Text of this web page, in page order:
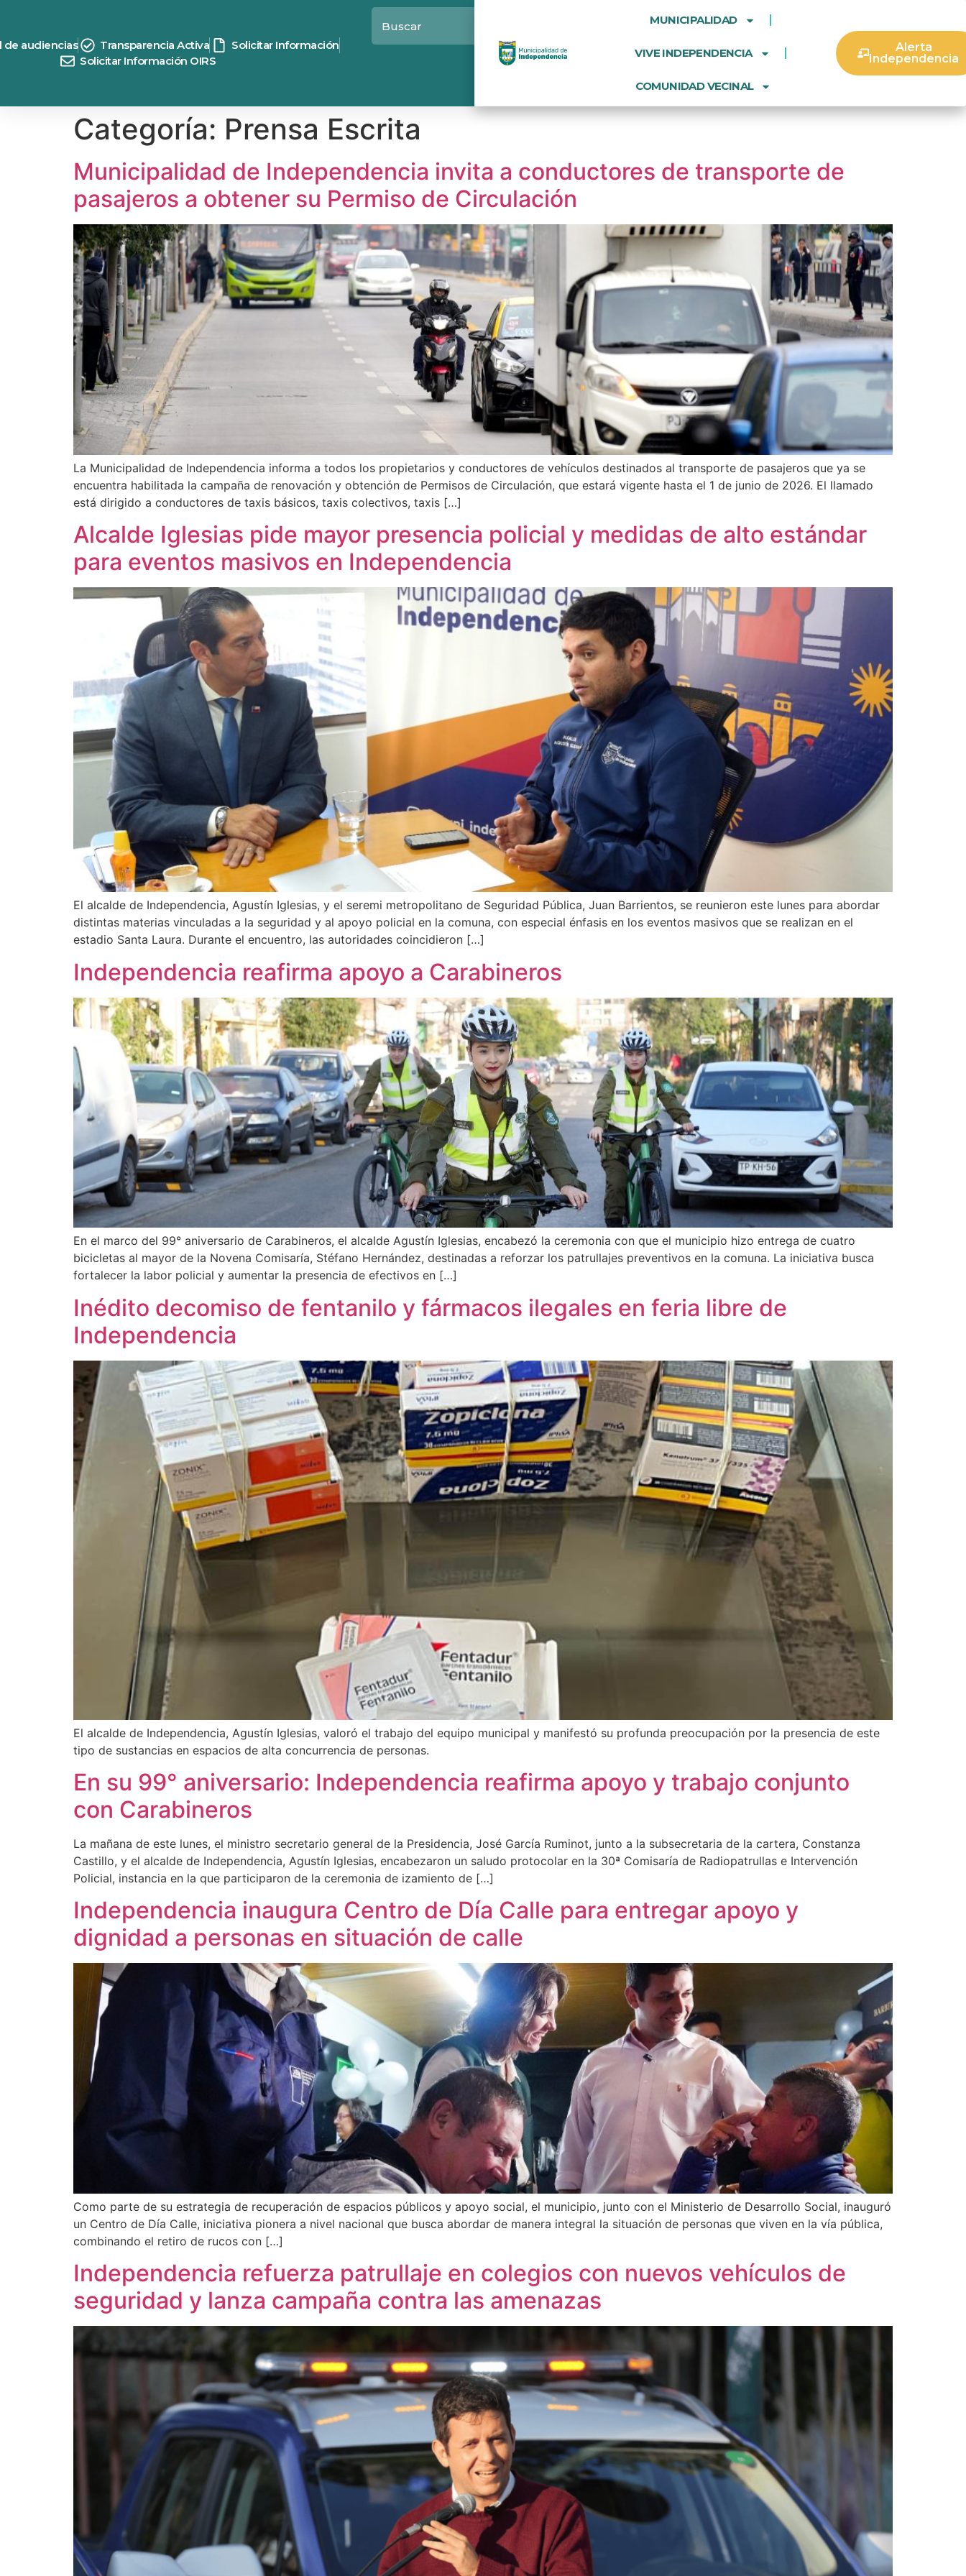
de audiencias Transparencia Activa
Solicitar Información
Solicitar Información OIRS
MUNICIPALIDAD
VIVE INDEPENDENCIA
COMUNIDAD VECINAL
Alerta
Independencia
Categoría: Prensa Escrita
Municipalidad de Independencia invita a conductores de transporte de
pasajeros a obtener su Permiso de Circulación
La Municipalidad de Independencia informa a todos los propietarios y conductores de vehículos destinados al transporte de pasajeros que ya se
encuentra habilitada la campaña de renovación y obtención de Permisos de Circulación, que estará vigente hasta el 1 de junio de 2026. El llamado
está dirigido a conductores de taxis básicos, taxis colectivos, taxis […]
Alcalde Iglesias pide mayor presencia policial y medidas de alto estándar
para eventos masivos en Independencia
El alcalde de Independencia, Agustín Iglesias, y el seremi metropolitano de Seguridad Pública, Juan Barrientos, se reunieron este lunes para abordar
distintas materias vinculadas a la seguridad y al apoyo policial en la comuna, con especial énfasis en los eventos masivos que se realizan en el
estadio Santa Laura. Durante el encuentro, las autoridades coincidieron […]
Independencia reafirma apoyo a Carabineros
En el marco del 99° aniversario de Carabineros, el alcalde Agustín Iglesias, encabezó la ceremonia con que el municipio hizo entrega de cuatro
bicicletas al mayor de la Novena Comisaría, Stéfano Hernández, destinadas a reforzar los patrullajes preventivos en la comuna. La iniciativa busca
fortalecer la labor policial y aumentar la presencia de efectivos en […]
Inédito decomiso de fentanilo y fármacos ilegales en feria libre de
Independencia
El alcalde de Independencia, Agustín Iglesias, valoró el trabajo del equipo municipal y manifestó su profunda preocupación por la presencia de este
tipo de sustancias en espacios de alta concurrencia de personas.
En su 99° aniversario: Independencia reafirma apoyo y trabajo conjunto
con Carabineros
La mañana de este lunes, el ministro secretario general de la Presidencia, José García Ruminot, junto a la subsecretaria de la cartera, Constanza
Castillo, y el alcalde de Independencia, Agustín Iglesias, encabezaron un saludo protocolar en la 30ª Comisaría de Radiopatrullas e Intervención
Policial, instancia en la que participaron de la ceremonia de izamiento de […]
Independencia inaugura Centro de Día Calle para entregar apoyo y
dignidad a personas en situación de calle
Como parte de su estrategia de recuperación de espacios públicos y apoyo social, el municipio, junto con el Ministerio de Desarrollo Social, inauguró
un Centro de Día Calle, iniciativa pionera a nivel nacional que busca abordar de manera integral la situación de personas que viven en la vía pública,
combinando el retiro de rucos con […]
Independencia refuerza patrullaje en colegios con nuevos vehículos de
seguridad y lanza campaña contra las amenazas